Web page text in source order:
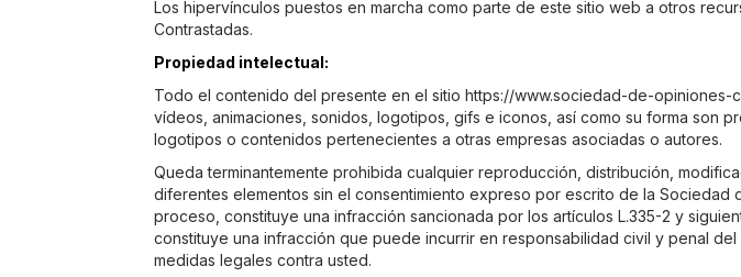
Los hipervínculos puestos en marcha como parte de este sitio web a otros
Contrastadas.
Propiedad intelectual:
Todo el contenido del presente en el sitio https://www.sociedad-de-opiniones-
vídeos, animaciones, sonidos, logotipos, gifs e iconos, así como su forma son
logotipos o contenidos pertenecientes a otras empresas asociadas o autores.
Queda terminantemente prohibida cualquier reproducción, distribución,
diferentes elementos sin el consentimiento expreso por escrito de la
proceso, constituye una infracción sancionada por los artículos L.335-2 y
constituye una infracción que puede incurrir en responsabilidad civil y penal
medidas legales contra usted.